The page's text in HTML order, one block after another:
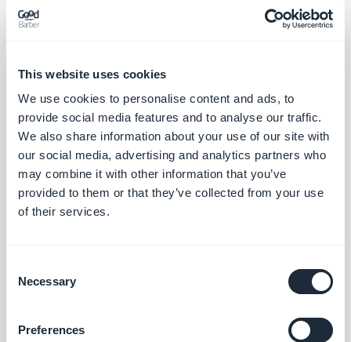
This website uses cookies
We use cookies to personalise content and ads, to
provide social media features and to analyse our traffic.
We also share information about your use of our site with
our social media, advertising and analytics partners who
may combine it with other information that you’ve
provided to them or that they’ve collected from your use
of their services.
Selection
Necessary
Preferences
Modes de déplacements
Notre objectif est d’inciter les employés qui se
propulsion électrique. Nous avons d'ailleurs